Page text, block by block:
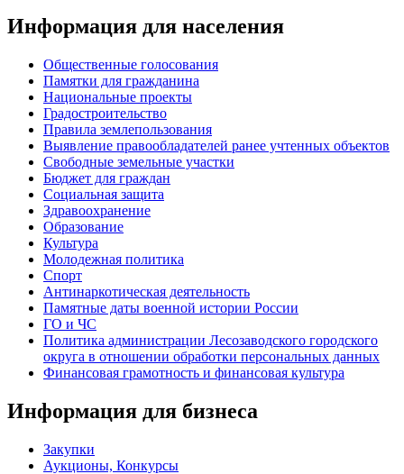
Информация для населения
Общественные голосования
Памятки для гражданина
Национальные проекты
Градостроительство
Правила землепользования
Выявление правообладателей ранее учтенных объектов
Свободные земельные участки
Бюджет для граждан
Социальная защита
Здравоохранение
Образование
Культура
Молодежная политика
Спорт
Антинаркотическая деятельность
Памятные даты военной истории России
ГО и ЧС
Политика администрации Лесозаводского городского
округа в отношении обработки персональных данных
Финансовая грамотность и финансовая культура
Информация для бизнеса
Закупки
Аукционы, Конкурсы